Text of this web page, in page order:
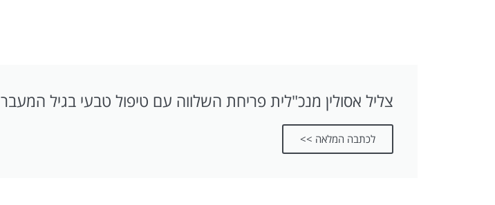
צליל אסולין מנכ"לית פריחת השלווה עם טיפול טבעי בגיל המעבר
לכתבה המלאה >>